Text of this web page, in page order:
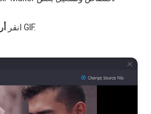
انقر وحفظ ملفات فيديو GIF.